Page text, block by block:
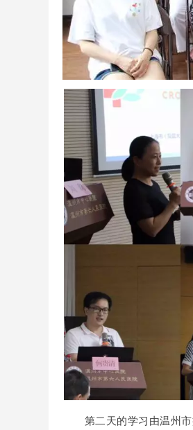
第二天的学习由温州市